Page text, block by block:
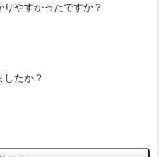
やすかったですか？
したか？